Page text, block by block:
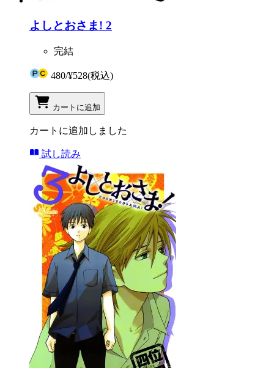
よしとおさま! 2
完結
480/¥528(税込)
カートに追加
カートに追加しました
試し読み